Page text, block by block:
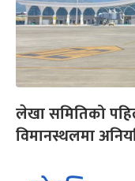
लेखा समितिको
विमानस्थलमा